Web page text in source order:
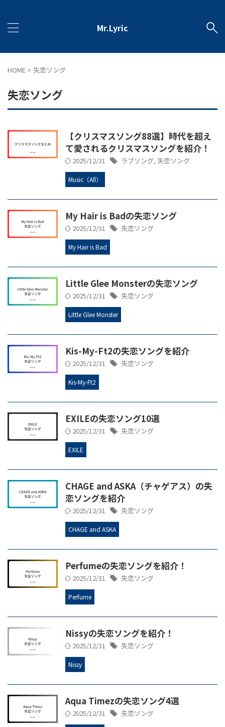
Mr.Lyric
HOME > 失恋ソング
失恋ソング
【クリスマスソング88選】時代を超え
て愛されるクリスマスソングを紹介！
2025/12/31 ラブソング, 失恋ソング
Music（All）
My Hair is Badの失恋ソング
2025/12/31 失恋ソング
My Hair is Bad
Little Glee Monsterの失恋ソング
2025/12/31 失恋ソング
Little Glee Monster
Kis-My-Ft2の失恋ソングを紹介
2025/12/31 失恋ソング
Kis-My-Ft2
EXILEの失恋ソング10選
2025/12/31 失恋ソング
EXILE
CHAGE and ASKA（チャゲアス）の失
恋ソングを紹介
2025/12/31 失恋ソング
CHAGE and ASKA
Perfumeの失恋ソングを紹介！
2025/12/31 失恋ソング
Perfume
Nissyの失恋ソングを紹介！
2025/12/31 失恋ソング
Nissy
Aqua Timezの失恋ソング4選
2025/12/31 失恋ソング